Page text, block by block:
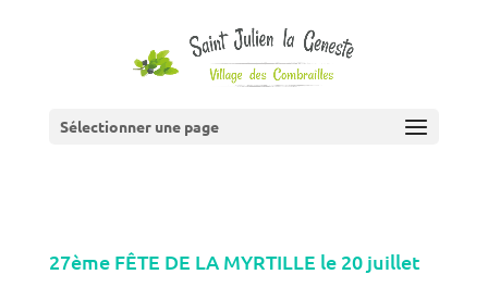
Sélectionner une page
27ème FÊTE DE LA MYRTILLE le 20 juillet